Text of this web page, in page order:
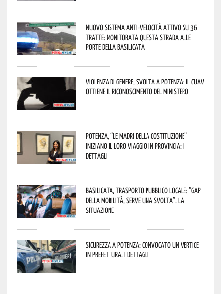
Nuovo sistema anti-velocità attivo su 36
tratte: monitorata questa strada alle
porte della Basilicata
Violenza di genere, svolta a Potenza: il CUAV
ottiene il riconoscimento del Ministero
Potenza, “Le Madri della Costituzione”
iniziano il loro viaggio in provincia: i
dettagli
Basilicata, trasporto pubblico locale: “Gap
della mobilità, serve una svolta”. La
situazione
Sicurezza a Potenza: convocato un vertice
in Prefettura. I dettagli